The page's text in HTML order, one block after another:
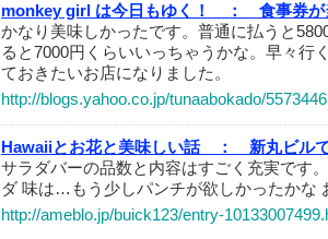
monkey girl は今日もゆく！ ：
食事券
かなり美味しかったです。普通に払うと
ると7000円くらいいっちゃうかな。早々行
ておきたいお店になりました。
http://blogs.yahoo.co.jp/tunaabokado/
Hawaiiとお花と美味しい話 ：
新丸ビル
サラダバーの品数と内容はすごく充実です
ダ 味は…もう少しパンチが欲しかったかな
http://ameblo.jp/buick123/entry-